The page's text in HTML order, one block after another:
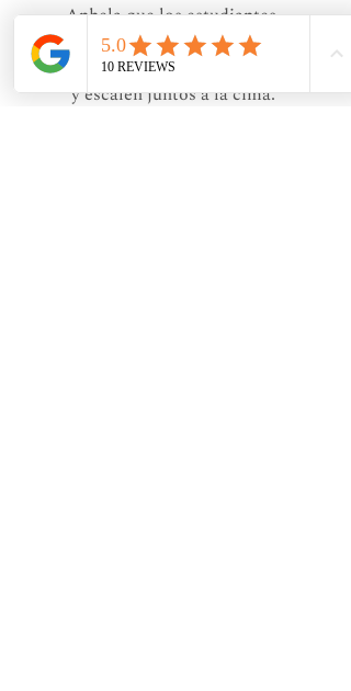
Anhela que los estudiantes,
superen al maestro;
que ambos mejoren,
y escalen juntos a la cima.